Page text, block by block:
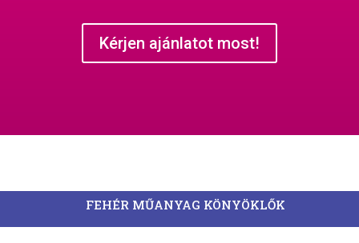
Kérjen ajánlatot most!
FEHÉR MŰANYAG KÖNYÖKLŐK